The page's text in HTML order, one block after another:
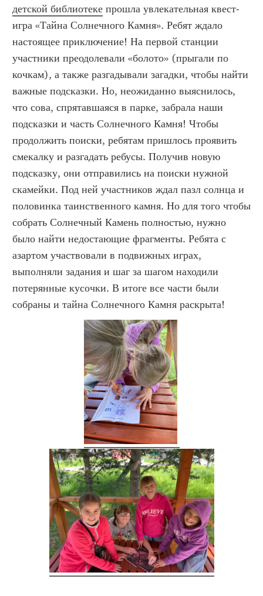
детской библиотеке прошла увлекательная квест-
игра «Тайна Солнечного Камня». Ребят ждало
настоящее приключение! На первой станции
участники преодолевали «болото» (прыгали по
кочкам), а также разгадывали загадки, чтобы найти
важные подсказки. Но, неожиданно выяснилось,
что сова, спрятавшаяся в парке, забрала наши
подсказки и часть Солнечного Камня! Чтобы
продолжить поиски, ребятам пришлось проявить
смекалку и разгадать ребусы. Получив новую
подсказку, они отправились на поиски нужной
скамейки. Под ней участников ждал пазл солнца и
половинка таинственного камня. Но для того чтобы
собрать Солнечный Камень полностью, нужно
было найти недостающие фрагменты. Ребята с
азартом участвовали в подвижных играх,
выполняли задания и шаг за шагом находили
потерянные кусочки. В итоге все части были
собраны и тайна Солнечного Камня раскрыта!